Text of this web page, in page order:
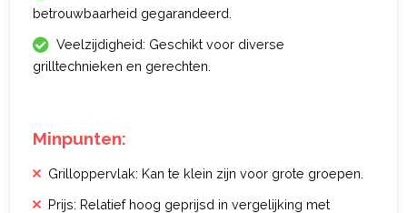
betrouwbaarheid gegarandeerd.
Veelzijdigheid: Geschikt voor diverse
grilltechnieken en gerechten.
Minpunten:
Grilloppervlak: Kan te klein zijn voor grote groepen.
Prijs: Relatief hoog geprijsd in vergelijking met